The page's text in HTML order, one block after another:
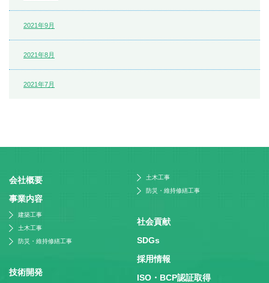
2021年9月
2021年8月
2021年7月
会社概要
事業内容
建築工事
土木工事
防災・維持修繕工事
技術開発
土木工事
防災・維持修繕工事
社会貢献
SDGs
採⽤情報
ISO・BCP認証取得